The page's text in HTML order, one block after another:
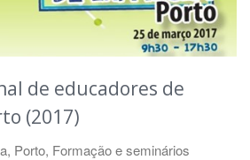
de educadores de
(2017)
, Porto, Formação e seminários